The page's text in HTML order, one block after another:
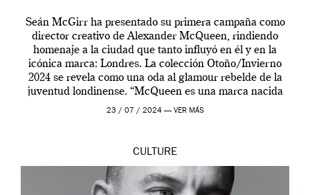
Seán McGirr ha presentado su primera campaña como
director creativo de Alexander McQueen, rindiendo
homenaje a la ciudad que tanto influyó en él y en la
icónica marca: Londres. La colección Otoño/Invierno
2024 se revela como una oda al glamour rebelde de la
juventud londinense. “McQueen es una marca nacida
en Londres y siempre ha […]
23 / 07 / 2024 — VER MÁS
CULTURE